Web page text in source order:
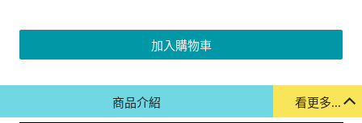
加入購物車
看更多...
商品介紹